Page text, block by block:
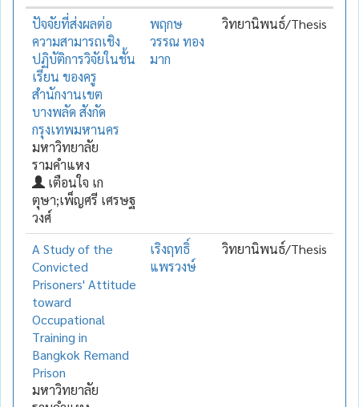
ปัจจัยที่ส่งผลต่อ
ความสามารถเชิง
ปฏิบัติการวิจัยในชั้น
เรียน ของครู
สำนักงานเขต
บางพลัด สังกัด
กรุงเทพมหานคร
มหาวิทยาลัย
รามคำแหง
เตือนใจ เก
ตุษา;เพ็ญศรี เศรษฐ
วงศ์
พฤกษ
วรรณ ทอง
มาก
วิทยานิพนธ์/Thesis
A Study of the
Convicted
Prisoners' Attitude
toward
Occupational
Training in
Bangkok Remand
Prison
มหาวิทยาลัย
เริงฤทธิ์
แพรวงษ์
วิทยานิพนธ์/Thesis